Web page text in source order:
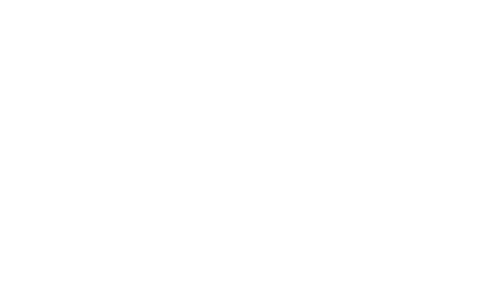
nur Plus (DB AG)